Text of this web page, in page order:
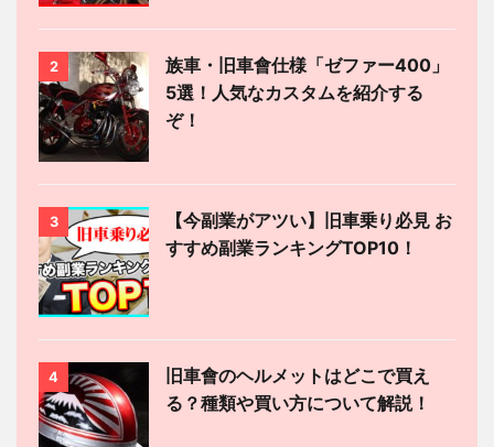
2
族車・旧車會仕様「ゼファー400」
5選！人気なカスタムを紹介する
ぞ！
3
【今副業がアツい】旧車乗り必見 お
すすめ副業ランキングTOP10！
4
旧車會のヘルメットはどこで買え
る？種類や買い方について解説！